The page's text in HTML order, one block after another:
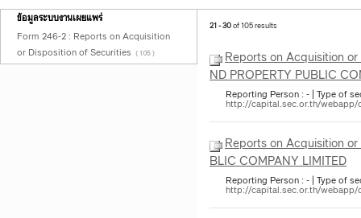
ข้อมูลระบบงานเผยแพร่
Form 246-2 : Reports on Acquisition
or Disposition of Securities ( 105 )
21 - 30of 105 results
Reports on Acquisition
ND PROPERTY PUBLIC
Reporting Person : - | Type of
http://capital.sec.or.th/
Reports on Acquisition
BLIC COMPANY LIMITED
Reporting Person : - | Type of
http://capital.sec.or.th/